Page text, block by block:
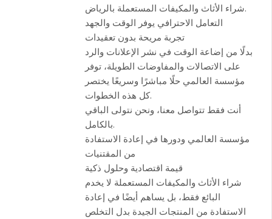
شراء الأثاث والمكيفات المستعملة بالرياض.
التعامل الاحترافي يوفر الوقت والجهد
تجربة مريحة بدون تعقيدات
بدلًا من إضاعة الوقت في نشر الإعلانات والرد
على الاتصالات والمفاوضات الطويلة، توفر
مؤسسة العالمي حلًا مباشرًا وسريعًا يختصر
كل هذه الخطوات.
أنت فقط تتواصل معنا، ونحن نتولى الباقي
بالكامل.
مؤسسة العالمي ودورها في إعادة الاستفادة
من المقتنيات
قيمة اقتصادية وحلول ذكية
شراء الأثاث والمكيفات المستعملة لا يخدم
البائع فقط، بل يساهم أيضًا في إعادة
الاستفادة من المنتجات الجيدة بدل التخلص